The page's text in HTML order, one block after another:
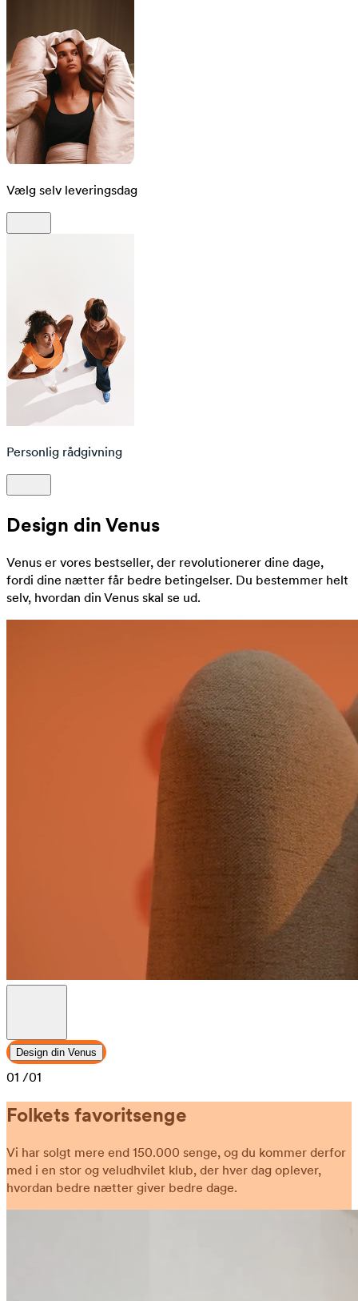
Vælg selv leveringsdag
Personlig rådgivning
Design din Venus
Venus er vores bestseller, der revolutionerer dine dage,
fordi dine nætter får bedre betingelser. Du bestemmer helt
selv, hvordan din Venus skal se ud.
Design din Venus
01 /01
Folkets favoritsenge
Vi har solgt mere end 150.000 senge, og du kommer derfor
med i en stor og veludhvilet klub, der hver dag oplever,
hvordan bedre nætter giver bedre dage.